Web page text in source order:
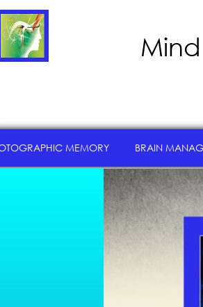
MEMORY BRAIN